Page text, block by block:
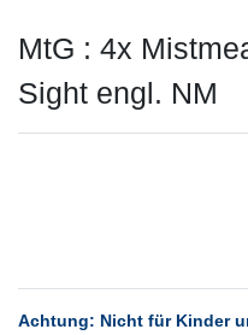
MtG : 4x
Sight engl. NM
Achtung: Nicht für Kinder